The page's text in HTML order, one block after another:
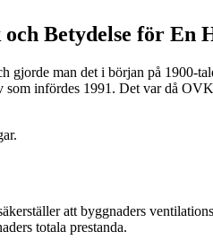
Betydelse för En
man det i början på 1900-
infördes 1991. Det var då
att byggnaders
totala prestanda.